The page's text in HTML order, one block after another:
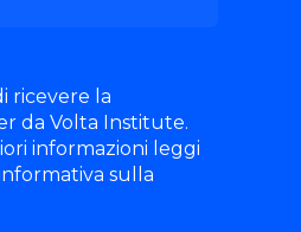
ricevere la
da Volta Institute.
informazioni leggi
sulla